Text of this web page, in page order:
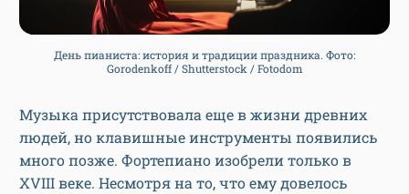
День пианиста: история и традиции праздника. Фото:
Gorodenkoff / Shutterstock / Fotodom
Музыка присутствовала еще в жизни древних
людей, но клавишные инструменты появились
много позже. Фортепиано изобрели только в
XVIII веке. Несмотря на то, что ему довелось